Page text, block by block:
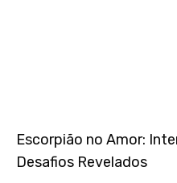
Escorpião no Amor:
Desafios Revelados